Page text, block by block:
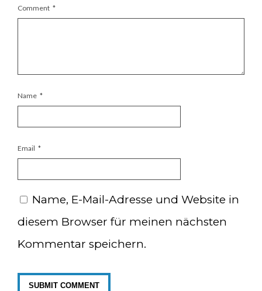
Comment *
Name *
Email *
Name, E-Mail-Adresse und Website in
diesem Browser für meinen nächsten
Kommentar speichern.